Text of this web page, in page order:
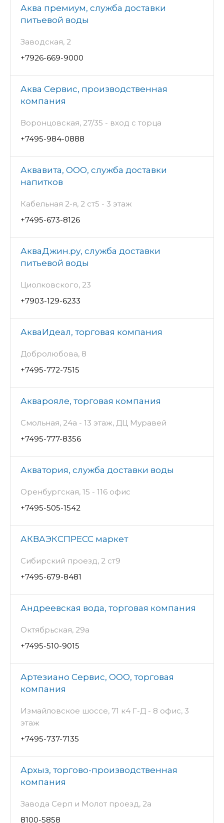
Аква премиум, служба доставки
питьевой воды
Заводская, 2
+7926-669-9000
Аква Сервис, производственная
компания
Воронцовская, 27/35 - вход с торца
+7495-984-0888
Аквавита, ООО, служба доставки
напитков
Кабельная 2-я, 2 ст5 - 3 этаж
+7495-673-8126
АкваДжин.ру, служба доставки
питьевой воды
Циолковского, 23
+7903-129-6233
АкваИдеал, торговая компания
Добролюбова, 8
+7495-772-7515
Акварояле, торговая компания
Смольная, 24а - 13 этаж, ДЦ Муравей
+7495-777-8356
Акватория, служба доставки воды
Оренбургская, 15 - 116 офис
+7495-505-1542
АКВАЭКСПРЕСС маркет
Сибирский проезд, 2 ст9
+7495-679-8481
Андреевская вода, торговая компания
Октябрьская, 29а
+7495-510-9015
Артезиано Сервис, ООО, торговая
компания
Измайловское шоссе, 71 к4 Г-Д - 8 офис, 3
этаж
+7495-737-7135
Архыз, торгово-производственная
компания
Завода Серп и Молот проезд, 2а
8100-5858